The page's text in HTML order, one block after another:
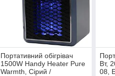
Портативний обігрівач
1500W Handy Heater Pure
Warmth, Сірий /
Вт,
08,